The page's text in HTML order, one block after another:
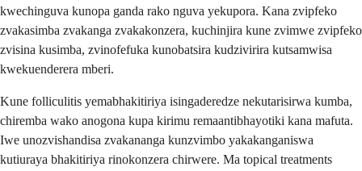
kwechinguva kunopa ganda rako nguva yekupora. Kana zvipfeko
zvakasimba zvakanga zvakakonzera, kuchinjira kune zvimwe zvipfeko
zvisina kusimba, zvinofefuka kunobatsira kudzivirira kutsamwisa
kwekuenderera mberi.
Kune folliculitis yemabhakitiriya isingaderedze nekutarisirwa kumba,
chiremba wako anogona kupa kirimu remaantibhayotiki kana mafuta.
Iwe unozvishandisa zvakananga kunzvimbo yakakanganiswa
kutiuraya bhakitiriya rinokonzera chirwere. Ma topical treatments